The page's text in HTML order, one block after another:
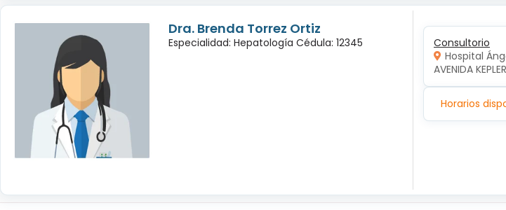
Dra. Brenda Torrez Ortiz
Especialidad: Hepatología Cédula: 12345
Consultorio
Hospital
AVENIDA
Horarios